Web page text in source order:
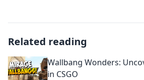
Related reading
Wallbang Wonders:
in CSGO